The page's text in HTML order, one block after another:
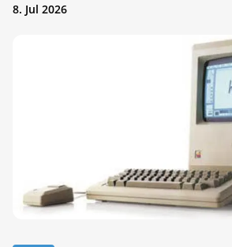
8. Jul 2026